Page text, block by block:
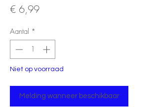
€ 6,99Prijs
Aantal *
Niet op voorraad
Melding wanneer beschikbaar